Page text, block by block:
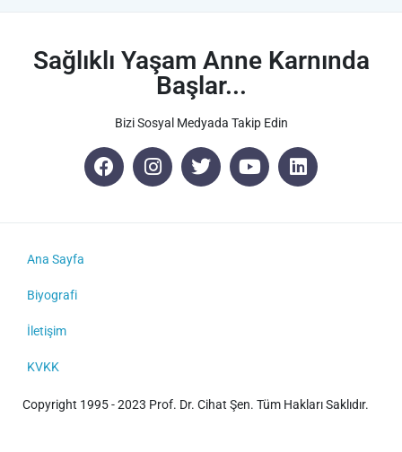
Sağlıklı Yaşam Anne Karnında
Başlar...
Bizi Sosyal Medyada Takip Edin
Ana Sayfa
Biyografi
İletişim
KVKK
Copyright 1995 - 2023 Prof. Dr. Cihat Şen. Tüm Hakları Saklıdır.